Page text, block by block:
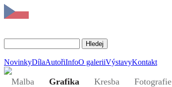
NovinkyDílaAutořiInfoO galeriiVýstavyKontakt
Malba Grafika Kresba Fotografie